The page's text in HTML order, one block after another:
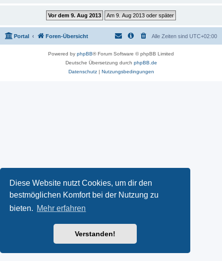
Diese Website nutzt Cookies, um dir den
bestmöglichen Komfort bei der Nutzung zu
bieten. Mehr erfahren
Verstanden!
Portal Foren-Übersicht Alle Zeiten sind UTC+02:00
Powered by phpBB® Forum Software © phpBB Limited
Deutsche Übersetzung durch phpBB.de
Datenschutz| Nutzungsbedingungen